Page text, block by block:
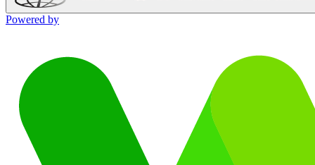
Powered by